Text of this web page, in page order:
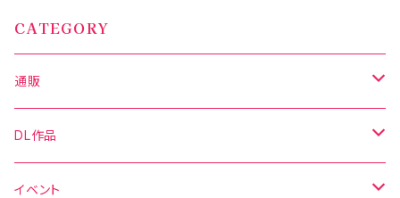
CATEGORY
通販
写真集
グッズ
DL作品
DL写真集
イベント